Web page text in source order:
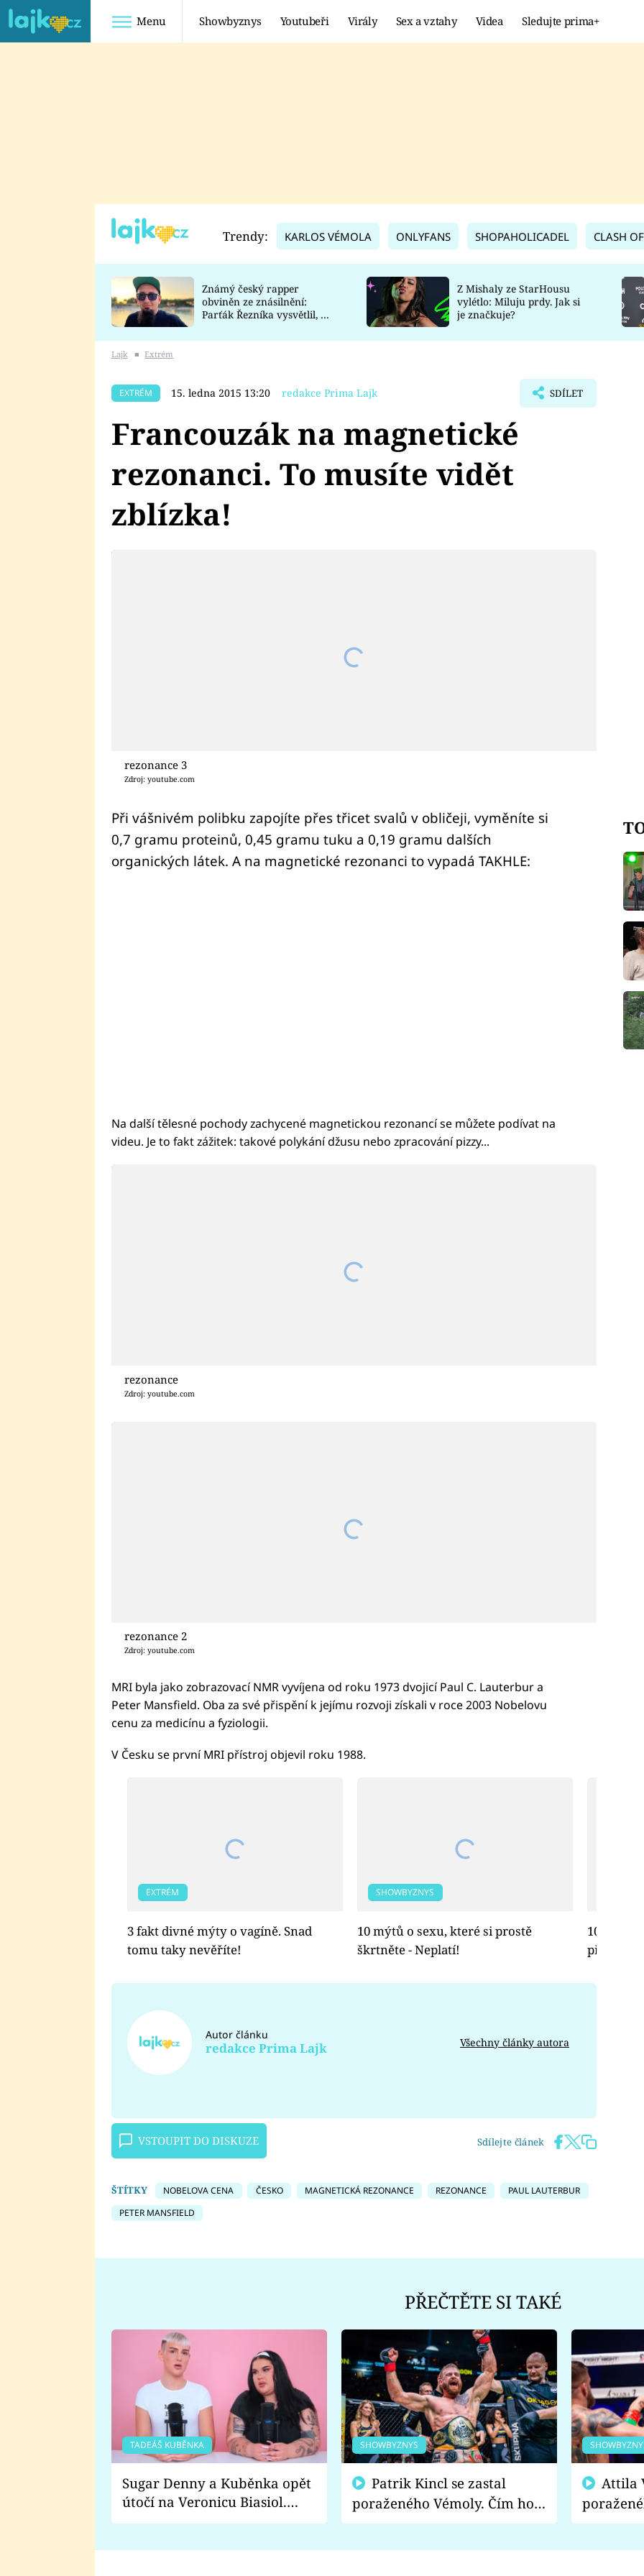
Menu Showbyznys Youtubeři Virály Sex a vztahy Videa Sledujte prima+
TADEÁŠ KUBĚNKA
DATEL
Trendy: KARLOS VÉMOLA ONLYFANS SHOPAHOLICADEL CLASH
Známý český rapper
obviněn ze znásilnění:
Parťák Řezníka vysvětlil, co
Z Mishaly ze StarHousu
vylétlo: Miluju prdy. Jak si
je značkuje?
Lajk ■ Extrém
EXTRÉM 15. ledna 2015 13:20 redakce Prima Lajk SDÍLET
Francouzák na magnetické
rezonanci. To musíte vidět
zblízka!
rezonance 3
Zdroj: youtube.com
Při vášnivém polibku zapojíte přes třicet svalů v obličeji, vyměníte si
0,7 gramu proteinů, 0,45 gramu tuku a 0,19 gramu dalších
organických látek. A na magnetické rezonanci to vypadá TAKHLE:
Na další tělesné pochody zachycené magnetickou rezonancí se můžete podívat na
videu. Je to fakt zážitek: takové polykání džusu nebo zpracování pizzy...
rezonance
Zdroj: youtube.com
rezonance 2
Zdroj: youtube.com
MRI byla jako zobrazovací NMR vyvíjena od roku 1973 dvojicí Paul C. Lauterbur a
Peter Mansfield. Oba za své přispění k jejímu rozvoji získali v roce 2003 Nobelovu
cenu za medicínu a fyziologii.
V Česku se první MRI přístroj objevil roku 1988.
EXTRÉM
3 fakt divné mýty o vagíně. Snad
tomu taky nevěříte!
SHOWBYZNYS
10 mýtů o sexu, které si prostě
škrtněte - Neplatí!
10 faktů
před
Autor článku
redakce Prima Lajk Všechny články autora
VSTOUPIT DO DISKUZE Sdílejte článek
ŠTÍTKY NOBELOVA CENA ČESKO MAGNETICKÁ REZONANCE REZONANCE
PAUL LAUTERBUR
PETER MANSFIELD
PŘEČTĚTE SI TAKÉ
TADEÁŠ KUBĚNKA
Sugar Denny a Kuběnka opět
útočí na Veronicu Biasiol.
Proč je podle nich falešná a
SHOWBYZNYS
poraženého Vémoly. Čím ho
fanoušci naštvali?
chce